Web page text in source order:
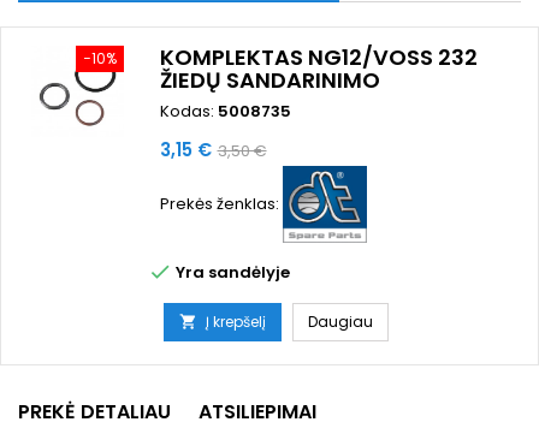
−10% KOMPLEKTAS NG12/VOSS 232
ŽIEDŲ SANDARINIMO
Kodas: 5008735
Kaina
3,15 € Bazinė
3,50 €
Prekės ženklas:
 Yra sandėlyje
 Į krepšelį Daugiau
PREKĖ DETALIAU ATSILIEPIMAI